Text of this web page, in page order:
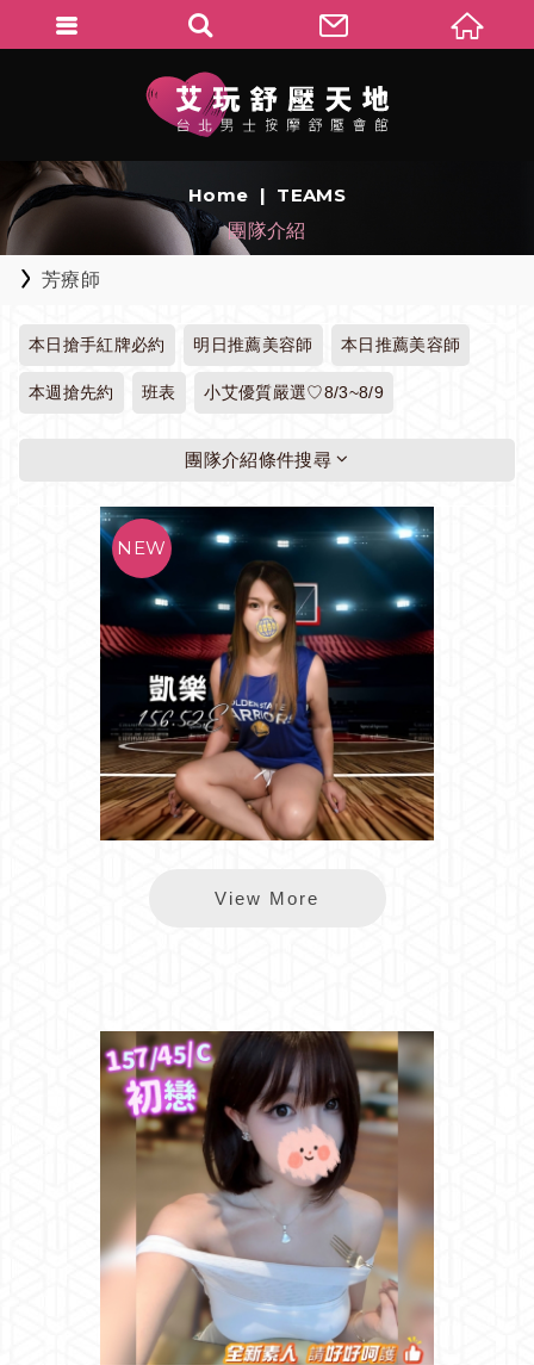
Home TEAMS
團隊介紹
芳療師
本日搶手紅牌必約 明日推薦美容師 本日推薦美容師
本週搶先約 班表 小艾優質嚴選♡8/3~8/9
團隊介紹條件搜尋
*樂鑽凱樂
View More